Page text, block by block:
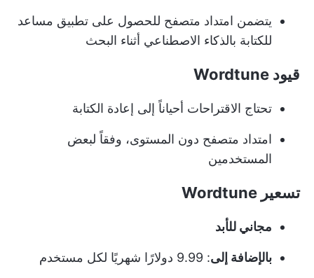
يتضمن امتداد متصفح للحصول على تطبيق مساعد
للكتابة بالذكاء الاصطناعي أثناء البحث
قيود Wordtune
تحتاج الاقتراحات أحياناً إلى إعادة الكتابة
امتداد متصفح دون المستوى، وفقاً لبعض
المستخدمين
تسعير Wordtune
مجاني للأبد
بالإضافة إلى: 9.99 دولارًا شهريًا لكل مستخدم